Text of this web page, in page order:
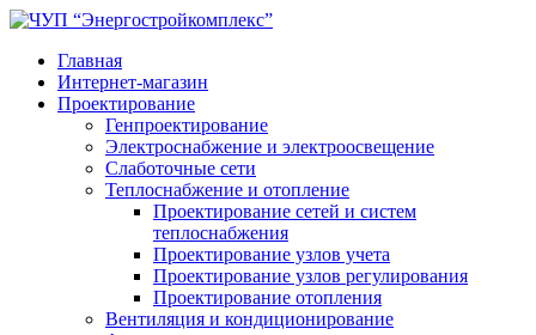
Главная
Интернет-магазин
Проектирование
Генпроектирование
Электроснабжение и электроосвещение
Слаботочные сети
Теплоснабжение и отопление
Проектирование сетей и систем
теплоснабжения
Проектирование узлов учета
Проектирование узлов регулирования
Проектирование отопления
Вентиляция и кондиционирование